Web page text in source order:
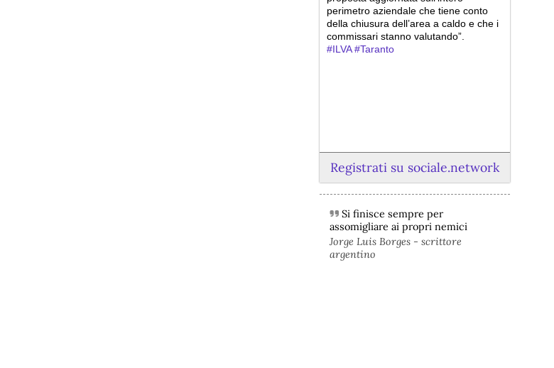
perimetro aziendale che tiene conto
della chiusura dell’area a caldo e che i
commissari stanno valutando”.
#ILVA #Taranto
@peacelink - 6/8/2026 21:45
borsaitaliana.it/borsa/notizie
Si sta ragionando su un piano B per
Taranto dopo la chiusura dell’area a
Registrati su sociale.network
Si finisce sempre per
assomigliare ai propri nemici
Jorge Luis Borges - scrittore
argentino